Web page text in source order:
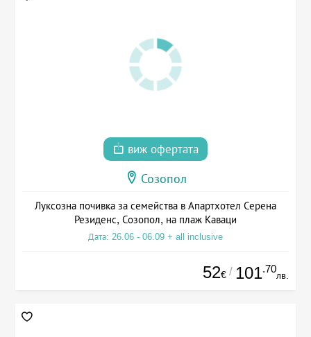
виж офертата
Созопол
Луксозна почивка за семейства в Апартхотел Серена
Резиденс, Созопол, на плаж Каваци
Дата: 26.06 - 06.09 + all inclusive
52€ / 101.70
лв.